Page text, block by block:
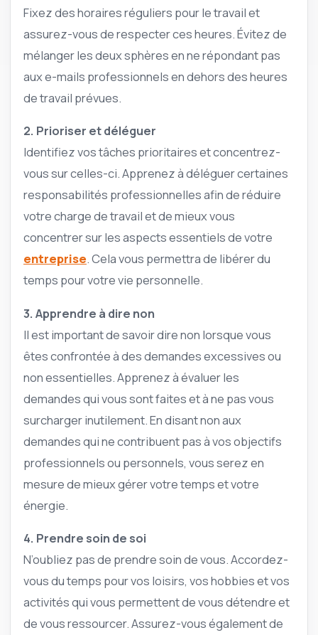
Fixez des horaires réguliers pour le travail et
assurez-vous de respecter ces heures. Évitez de
mélanger les deux sphères en ne répondant pas
aux e-mails professionnels en dehors des heures
de travail prévues.
2. Prioriser et déléguer
Identifiez vos tâches prioritaires et concentrez-
vous sur celles-ci. Apprenez à déléguer certaines
responsabilités professionnelles afin de réduire
votre charge de travail et de mieux vous
concentrer sur les aspects essentiels de votre
entreprise. Cela vous permettra de libérer du
temps pour votre vie personnelle.
3. Apprendre à dire non
Il est important de savoir dire non lorsque vous
êtes confrontée à des demandes excessives ou
non essentielles. Apprenez à évaluer les
demandes qui vous sont faites et à ne pas vous
surcharger inutilement. En disant non aux
demandes qui ne contribuent pas à vos objectifs
professionnels ou personnels, vous serez en
mesure de mieux gérer votre temps et votre
énergie.
4. Prendre soin de soi
N’oubliez pas de prendre soin de vous. Accordez-
vous du temps pour vos loisirs, vos hobbies et vos
activités qui vous permettent de vous détendre et
de vous ressourcer. Assurez-vous également de